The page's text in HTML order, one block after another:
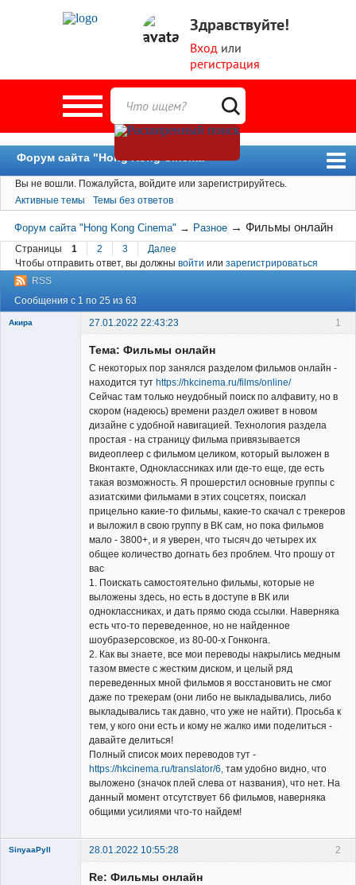
Здравствуйте!
Вход или
регистрация
Форум сайта "Hong Kong Cinema"
Форум
Новости
Пользователи
Поиск
Вы не вошли. Пожалуйста, войдите или зарегистрируйтесь.
Активные темы
Темы без ответов
Форум сайта "Hong Kong Cinema" → Разное →Фильмы онлайн
Страницы 1 2 3
Далее
Чтобы отправить ответ, вы должны войти или зарегистрироваться
RSS
Сообщения с 1 по 25 из 63
1
Акира 27.01.2022 22:43:23
Тема: Фильмы онлайн
С некоторых пор занялся разделом фильмов онлайн -
находится тут https://hkcinema.ru/films/online/
Сейчас там только неудобный поиск по алфавиту, но в
скором (надеюсь) времени раздел оживет в новом
дизайне с удобной навигацией. Технология раздела
простая - на страницу фильма привязывается
видеоплеер с фильмом целиком, который выложен в
Вконтакте, Одноклассниках или где-то еще, где есть
такая возможность. Я прошерстил основные группы с
азиатскими фильмами в этих соцсетях, поискал
прицельно какие-то фильмы, какие-то скачал с трекеров
и выложил в свою группу в ВК сам, но пока фильмов
мало - 3800+, и я уверен, что тысяч до четырех их
общее количество догнать без проблем. Что прошу от
вас
1. Поискать самостоятельно фильмы, которые не
выложены здесь, но есть в доступе в ВК или
одноклассниках, и дать прямо сюда ссылки. Наверняка
есть что-то переведенное, но не найденное
шоубразерсовское, из 80-00-х Гонконга.
2. Как вы знаете, все мои переводы накрылись медным
тазом вместе с жестким диском, и целый ряд
переведенных мной фильмов я восстановить не смог
даже по трекерам (они либо не выкладывались, либо
выкладывались так давно, что уже не найти). Просьба к
тем, у кого они есть и кому не жалко ими поделиться -
давайте делиться!
Полный список моих переводов тут -
https://hkcinema.ru/translator/6, там удобно видно, что
выложено (значок плей слева от названия), что нет. На
данный момент отсутствует 66 фильмов, наверняка
общими усилиями что-то найдем!
2
SinyaaPyll 28.01.2022 10:55:28
Re: Фильмы онлайн